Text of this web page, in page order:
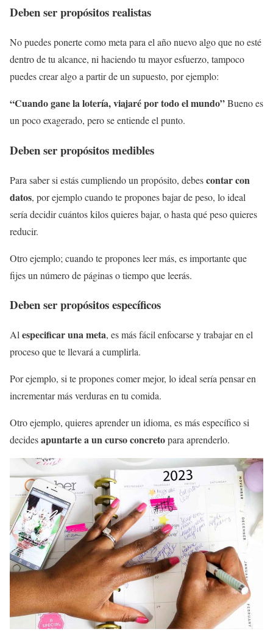
Deben ser propósitos realistas
No puedes ponerte como meta para el año nuevo algo que no esté
dentro de tu alcance, ni haciendo tu mayor esfuerzo, tampoco
puedes crear algo a partir de un supuesto, por ejemplo:
“Cuando gane la lotería, viajaré por todo el mundo”Bueno es
un poco exagerado, pero se entiende el punto.
Deben ser propósitos medibles
Para saber si estás cumpliendo un propósito, debescontar con
datos, por ejemplo cuando te propones bajar de peso, lo ideal
sería decidir cuántos kilos quieres bajar, o hasta qué peso quieres
reducir.
Otro ejemplo; cuando te propones leer más, es importante que
fijes un número de páginas o tiempo que leerás.
Deben ser propósitos específicos
Al especificar una meta, es más fácil enfocarse y trabajar en el
proceso que te llevará a cumplirla.
Por ejemplo, si te propones comer mejor, lo ideal sería pensar en
incrementar más verduras en tu comida.
Otro ejemplo, quieres aprender un idioma, es más específico si
decidesapuntarte a un curso concretopara aprenderlo.